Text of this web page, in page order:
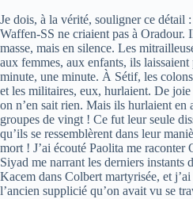
Je dois, à la vérité, souligner ce détail
Waffen-SS ne criaient pas à Oradour.
masse, mais en silence. Les
aux femmes, aux enfants, ils
minute, une minute. À Sétif, les
et les militaires, eux, hurlaient. De joie
on n’en sait rien. Mais ils hurlaient en
groupes de vingt ! Ce fut leur seule
qu’ils se ressemblèrent dans leur
mort ! J’ai écouté Paolita me raconter
Siyad me narrant les derniers instants
Kacem dans Colbert martyrisée, et
l’ancien supplicié qu’on avait vu se